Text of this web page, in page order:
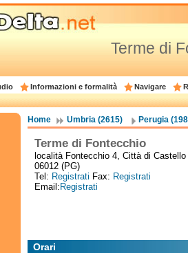
Terme di
Informazioni e formalità Navigare
Home Umbria (2615) Perugia
Terme di Fontecchio
località Fontecchio 4, Città di Castello
06012 (PG)
Tel: Registrati Fax: Registrati
Email: Registrati
Orari